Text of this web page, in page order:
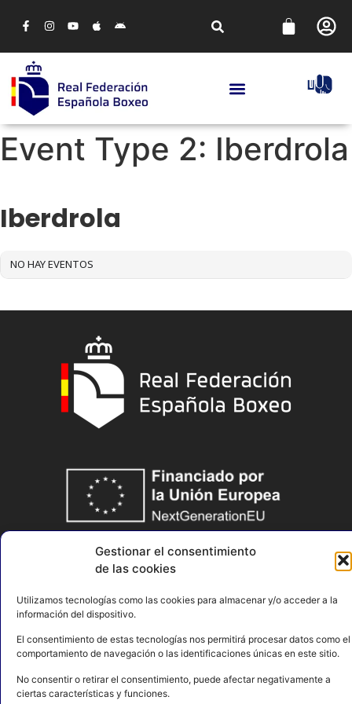
Gestionar el consentimiento
de las cookies
Utilizamos tecnologías como las cookies para almacenar y/o acceder a la
información del dispositivo.
El consentimiento de estas tecnologías nos permitirá procesar datos como el
comportamiento de navegación o las identificaciones únicas en este sitio.
No consentir o retirar el consentimiento, puede afectar negativamente a
ciertas características y funciones.
Event Type 2: Iberdrola
Iberdrola
NO HAY EVENTOS
AVISO LEGAL
POLÍTICA DE PRIVACIDAD
POLÍTICA DE COOKIES
CONTACTO MAPA DEL SITIO